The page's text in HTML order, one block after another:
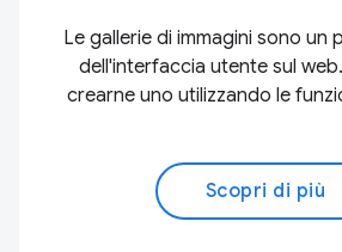
Le gallerie di immagini sono un
dell'interfaccia utente sul
crearne uno utilizzando le
Scopri di più